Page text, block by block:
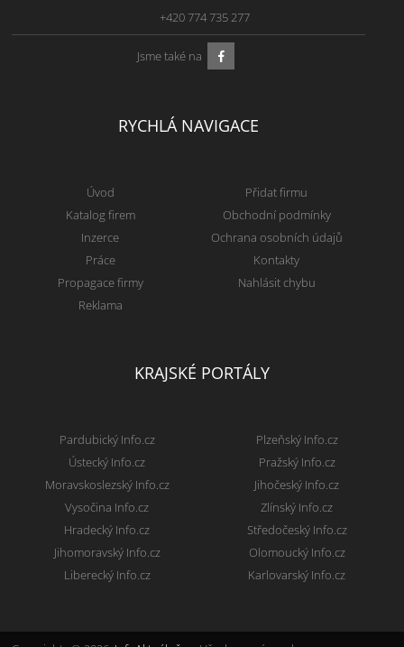
+420 774 735 277
Jsme také na
RYCHLÁ NAVIGACE
Úvod
Katalog firem
Inzerce
Práce
Propagace firmy
Reklama
Přidat firmu
Obchodní podmínky
Ochrana osobních údajů
Kontakty
Nahlásit chybu
KRAJSKÉ PORTÁLY
Pardubický Info.cz
Ústecký Info.cz
Moravskoslezský Info.cz
Vysočina Info.cz
Hradecký Info.cz
Jihomoravský Info.cz
Liberecký Info.cz
Plzeňský Info.cz
Pražský Info.cz
Jihočeský Info.cz
Zlínský Info.cz
Středočeský Info.cz
Olomoucký Info.cz
Karlovarský Info.cz